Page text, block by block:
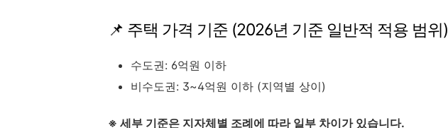
📌 주택 가격 기준 (2026년 기준 일반적 적용 범위)
수도권: 6억원 이하
비수도권: 3~4억원 이하 (지역별 상이)
※ 세부 기준은 지자체별 조례에 따라 일부 차이가 있습니다.